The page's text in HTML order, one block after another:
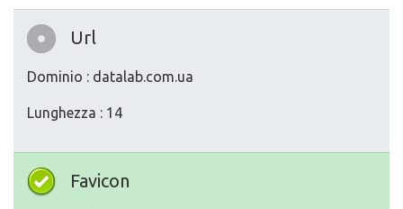
Url
Dominio : datalab.com.ua
Lunghezza : 14
Favicon